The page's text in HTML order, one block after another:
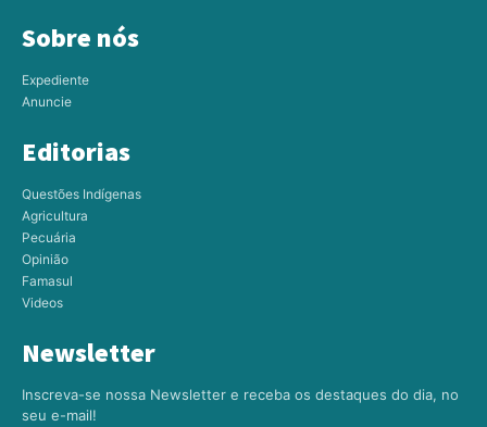
Sobre nós
Expediente
Anuncie
Editorias
Questões Indígenas
Agricultura
Pecuária
Opinião
Famasul
Videos
Newsletter
Inscreva-se nossa Newsletter e receba os destaques do dia, no
seu e-mail!